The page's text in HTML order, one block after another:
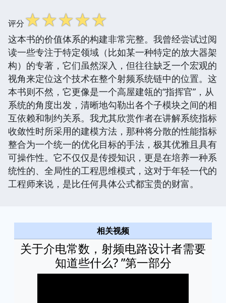
评分☆☆☆☆☆
这本书的价值体系的构建非常完整。我曾经尝试过阅
读一些专注于特定领域（比如某一种特定的放大器架
构）的专著，它们虽然深入，但往往缺乏一个宏观的
视角来定位这个技术在整个射频系统链中的位置。这
本书则不然，它更像是一个高屋建瓴的“指挥官”，从
系统的角度出发，清晰地勾勒出各个子模块之间的相
互依赖和制约关系。我尤其欣赏作者在讲解系统指标
收敛性时所采用的建模方法，那种将分散的性能指标
整合为一个统一的优化目标的手法，极其优雅且具有
可操作性。它不仅仅是传授知识，更是在培养一种系
统性的、全局性的工程思维模式，这对于年轻一代的
工程师来说，是比任何具体公式都宝贵的财富。
相关视频
关于介电常数，射频电路设计者需要
知道些什么? ”第一部分